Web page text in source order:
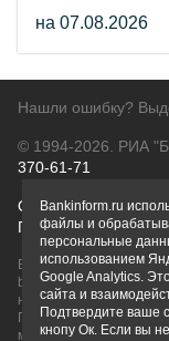
на 07.08.2026
Нашли ошибку?
© 1994-2026. РИА
370-61-71
О проектеПолитика
Правовая
Вся информация о
bankinform.ru, носит
не является
ГК РФ. Информация не
может быть изменена.
Bankinform.ru
файлы и
персональные
использованием
Google Analytics.
сайта и
Подтвердите ваше
кнопу Ок. Если вы